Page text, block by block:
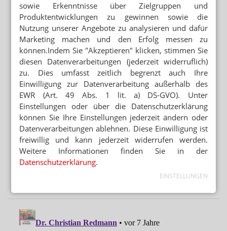
sowie Erkenntnisse über Zielgruppen und
Produktentwicklungen zu gewinnen sowie die
Nutzung unserer Angebote zu analysieren und dafür
Marketing machen und den Erfolg messen zu
können.Indem Sie "Akzeptieren" klicken, stimmen Sie
diesen Datenverarbeitungen (jederzeit widerruflich)
zu. Dies umfasst zeitlich begrenzt auch Ihre
Einwilligung zur Datenverarbeitung außerhalb des
EWR (Art. 49 Abs. 1 lit. a) DS-GVO). Unter
Einstellungen oder über die Datenschutzerklärung
können Sie Ihre Einstellungen jederzeit ändern oder
Datenverarbeitungen ablehnen. Diese Einwilligung ist
freiwillig und kann jederzeit widerrufen werden.
Weitere Informationen finden Sie in der
Datenschutzerklärung.
EINSTELLUNGEN
FAM NICHT IMMER VORRANG
GKV/KBV: Update zur Cannabisversorgung
PODCAST NUR MAL SO ZUM WISSEN
Das Cannabis-Chaos
Mehr aus Ressort
ANTRAG ABGELEHNT
Grüne: Apotheken sollen Klimaanlagen abgeben
BRANDENBURG OHNE PHARMAZIE-STANDORT
Neuer Medizin-Campus – weiterhin ohne Pharmazeuten
GESETZGEBER MÜSSTE HANDELN